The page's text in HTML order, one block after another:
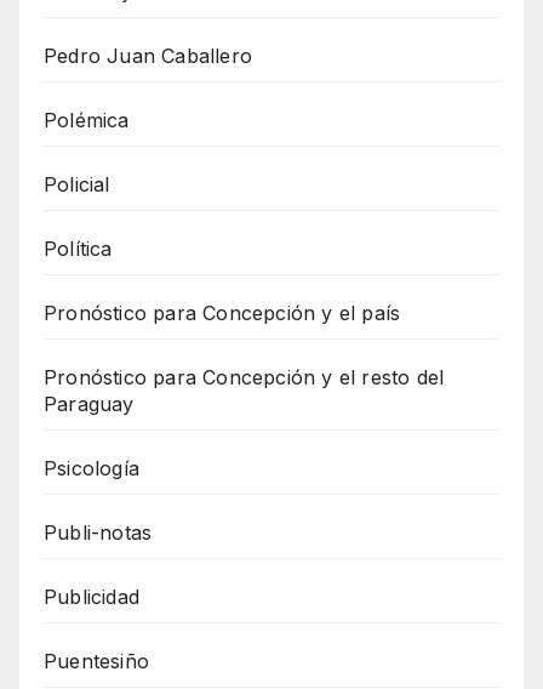
Pedro Juan Caballero
Polémica
Policial
Política
Pronóstico para Concepción y el país
Pronóstico para Concepción y el resto del
Paraguay
Psicología
Publi-notas
Publicidad
Puentesiño